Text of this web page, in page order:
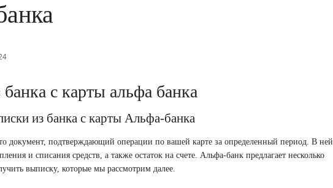
с карты альфа банка
из банка с карты Альфа-банка
документ, подтверждающий операции по вашей карте за определенный период. В ней
и списания средств, а также остаток на счете. Альфа-банк предлагает несколько
выписку, которые мы рассмотрим далее.